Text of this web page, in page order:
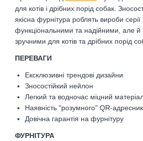
для котів і дрібних порід собак.
якісна фурнітура роблять вироби серії
функціональними та надійними, але
зручними для котів та дрібних порід
ПЕРЕВАГИ
Ексклюзивні трендові дизайни
Зносостійкий нейлон
Легкий та водночас міцний
Наявність "розумного" QR-
Довічна гарантія на фурнітуру
ФУРНІТУРА